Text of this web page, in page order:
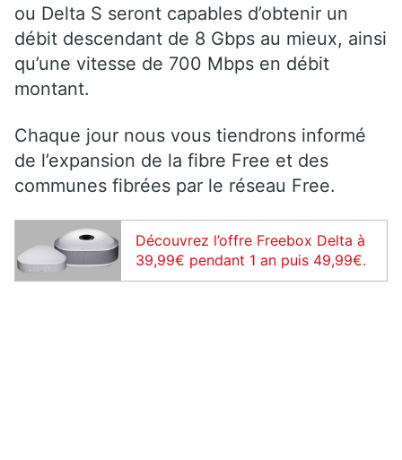
ou Delta S seront capables d’obtenir un
débit descendant de 8 Gbps au mieux, ainsi
qu’une vitesse de 700 Mbps en débit
montant.
Chaque jour nous vous tiendrons informé
de l’expansion de la fibre Free et des
communes fibrées par le réseau Free.
Découvrez l’offre Freebox Delta à
39,99€ pendant 1 an puis 49,99€.